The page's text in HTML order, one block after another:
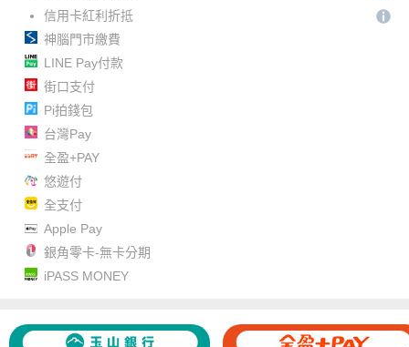
信用卡紅利折抵
神腦門市繳費
LINE Pay付款
街口支付
Pi拍錢包
台灣Pay
全盈+PAY
悠遊付
全支付
Apple Pay
銀角零卡-無卡分期
iPASS MONEY